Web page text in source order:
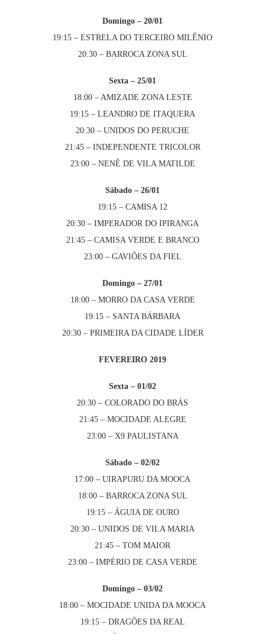
Domingo – 20/01
19:15 – ESTRELA DO TERCEIRO MILÊNIO
20:30 – BARROCA ZONA SUL
Sexta – 25/01
18:00 – AMIZADE ZONA LESTE
19:15 – LEANDRO DE ITAQUERA
20:30 – UNIDOS DO PERUCHE
21:45 – INDEPENDENTE TRICOLOR
23:00 – NENÊ DE VILA MATILDE
Sábado – 26/01
19:15 – CAMISA 12
20:30 – IMPERADOR DO IPIRANGA
21:45 – CAMISA VERDE E BRANCO
23:00 – GAVIÕES DA FIEL
Domingo – 27/01
18:00 – MORRO DA CASA VERDE
19:15 – SANTA BÁRBARA
20:30 – PRIMEIRA DA CIDADE LÍDER
FEVEREIRO 2019
Sexta – 01/02
20:30 – COLORADO DO BRÁS
21:45 – MOCIDADE ALEGRE
23:00 – X9 PAULISTANA
Sábado – 02/02
17:00 – UIRAPURU DA MOOCA
18:00 – BARROCA ZONA SUL
19:15 – ÁGUIA DE OURO
20:30 – UNIDOS DE VILA MARIA
21:45 – TOM MAIOR
23:00 – IMPÉRIO DE CASA VERDE
Domingo – 03/02
18:00 – MOCIDADE UNIDA DA MOOCA
19:15 – DRAGÕES DA REAL